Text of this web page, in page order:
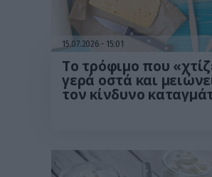
15.07.2026 15:01
Το τρόφιμο που
γερά οστά και
τον κίνδυνο